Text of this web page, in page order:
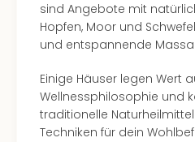
sind Angebote mit
Hopfen, Moor und
und entspannende
Einige Häuser legen Wert
Wellnessphilosophie und
traditionelle
Techniken für dein